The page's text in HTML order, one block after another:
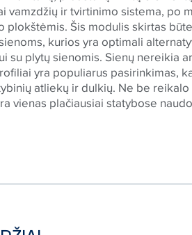
vamzdžių ir tvirtinimo sistema, po
plokštėmis. Šis modulis skirtas
kurios yra optimali
su plytų sienomis. Sienų nereikia
yra populiarus pasirinkimas,
atliekų ir dulkių. Ne be reikalo
vienas plačiausiai statybose